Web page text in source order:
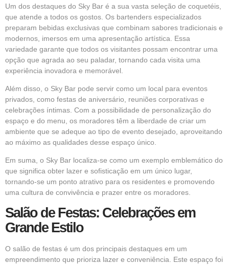
Um dos destaques do Sky Bar é a sua vasta seleção de coquetéis,
que atende a todos os gostos. Os bartenders especializados
preparam bebidas exclusivas que combinam sabores tradicionais e
modernos, imersos em uma apresentação artística. Essa
variedade garante que todos os visitantes possam encontrar uma
opção que agrada ao seu paladar, tornando cada visita uma
experiência inovadora e memorável.
Além disso, o Sky Bar pode servir como um local para eventos
privados, como festas de aniversário, reuniões corporativas e
celebrações íntimas. Com a possibilidade de personalização do
espaço e do menu, os moradores têm a liberdade de criar um
ambiente que se adeque ao tipo de evento desejado, aproveitando
ao máximo as qualidades desse espaço único.
Em suma, o Sky Bar localiza-se como um exemplo emblemático do
que significa obter lazer e sofisticação em um único lugar,
tornando-se um ponto atrativo para os residentes e promovendo
uma cultura de convivência e prazer entre os moradores.
Salão de Festas: Celebrações em
Grande Estilo
O salão de festas é um dos principais destaques em um
empreendimento que prioriza lazer e conveniência. Este espaço foi